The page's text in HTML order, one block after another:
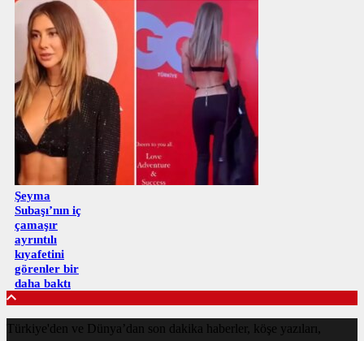
Şeyma
Subaşı’nın iç
çamaşır
ayrıntılı
kıyafetini
görenler bir
daha baktı
Türkiye'den ve Dünya’dan son dakika haberler, köşe yazıları,